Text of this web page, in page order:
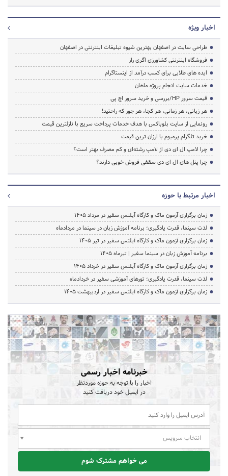
اخبار ویژه
طراحی سایت در اصفهان بهترین شیوه تبلیغات اینترنتی در اصفهان
فروشگاه اینترنتی کشاورزی اگری راز
ایده های طلایی برای کسب درآمد از اینستاگرام
خدمات سایت انجام پروژه ماهان
قیمت سرور HP/بررسی و خرید سرور اچ پی
هر زبانی، هر زمانی، هر کجا، هر جور که راحتید!
رونمایی از سایت بلوباکس با هدف خدمات پرداخت سریع با نازلترین قیمت
خرید تلگرام پرمیوم با ارزان ترین قیمت
چرا لامپ ال ای دی از لامپ رشته‌ای و کم مصرف بهتر است؟
چرا پنل های ال ای دی سقفی فروش خوبی دارند؟
اخبار مرتبط با حوزه
زمان برگزاری آزمون ماک و کارگاه آیلتس سفیر در مرداد 1405
لذت سینما، قدرت یادگیری؛ برنامه آموزش زبان در سینما در مردادماه
زمان برگزاری آزمون ماک و کارگاه آیلتس سفیر در تیر 1405
برنامه آموزش زبان در سینما سفیر | تیرماه ۱۴۰۵
زمان برگزاری آزمون ماک و کارگاه آیلتس سفیر در خرداد 1405
لذت سینما، قدرت یادگیری؛ تورهای آموزشی سفیر در خردادماه
زمان برگزاری آزمون ماک و کارگاه آیلتس سفیر در اردیبهشت 1405
خبرنامه اخبار رسمی
اخبار را با توجه به حوزه موردنظر
در ایمیل خود دریافت کنید
انتخاب سرویس
می خواهم مشترک شوم